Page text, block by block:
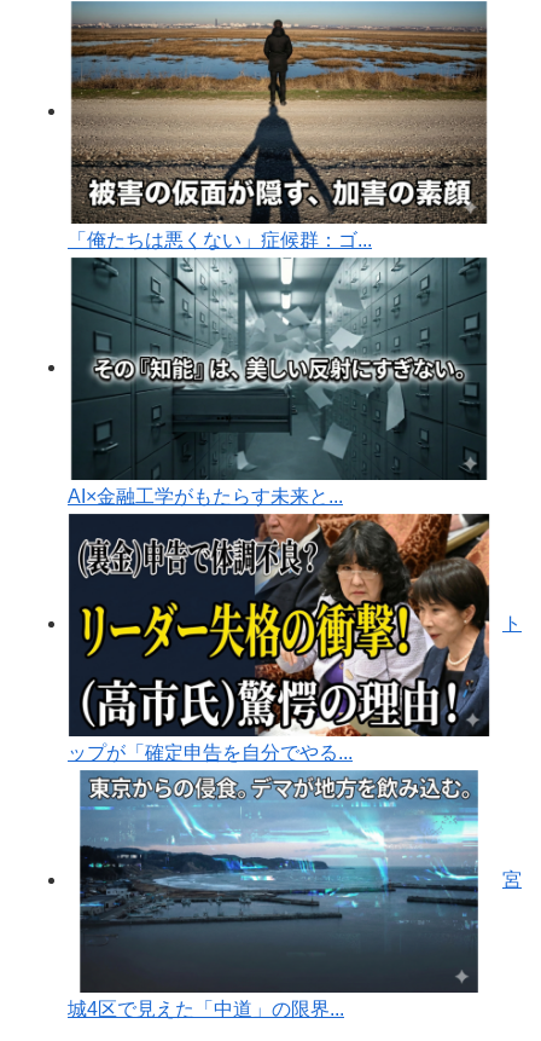
「俺たちは悪くない」症候群：ゴ...
AI×金融工学がもたらす未来と...
ト
ップが「確定申告を自分でやる...
宮
城4区で見えた「中道」の限界...